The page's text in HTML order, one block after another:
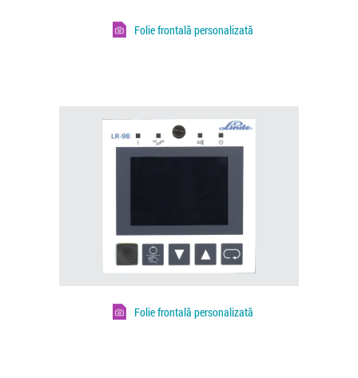
Folie frontală personalizată
Folie frontală personalizată